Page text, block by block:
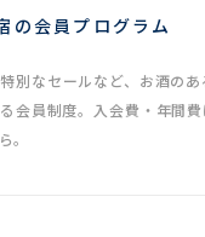
の会員プログラム
別なセールなど、お酒のあ
会員制度。入会費・年間費
。